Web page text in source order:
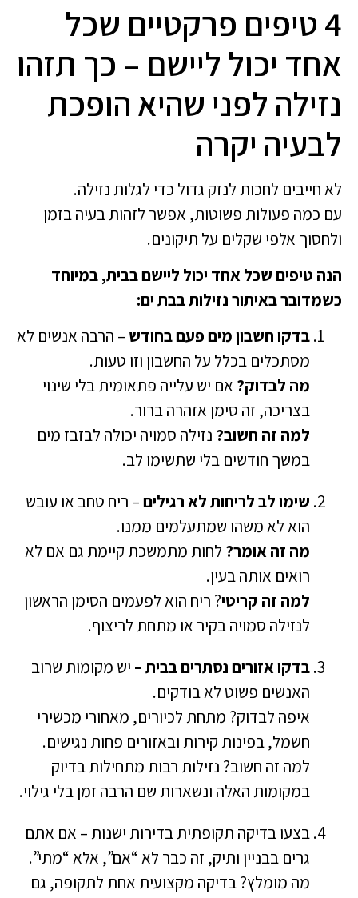
4 טיפים פרקטיים שכל
אחד יכול ליישם – כך תזהו
נזילה לפני שהיא הופכת
לבעיה יקרה
לא חייבים לחכות לנזק גדול כדי לגלות נזילה.
עם כמה פעולות פשוטות, אפשר לזהות בעיה בזמן
ולחסוך אלפי שקלים על תיקונים.
הנה טיפים שכל אחד יכול ליישם בבית, במיוחד
כשמדובר באיתור נזילות בבת ים:
בדקו חשבון מים פעם בחודש – הרבה אנשים לא
מסתכלים בכלל על החשבון וזו טעות.
מה לבדוק? אם יש עלייה פתאומית בלי שינוי
בצריכה, זה סימן אזהרה ברור.
למה זה חשוב? נזילה סמויה יכולה לבזבז מים
במשך חודשים בלי שתשימו לב.
שימו לב לריחות לא רגילים– ריח טחב או עובש
הוא לא משהו שמתעלמים ממנו.
מה זה אומר? לחות מתמשכת קיימת גם אם לא
רואים אותה בעין.
למה זה קריטי? ריח הוא לפעמים הסימן הראשון
לנזילה סמויה בקיר או מתחת לריצוף.
בדקו אזורים נסתרים בבית – יש מקומות שרוב
האנשים פשוט לא בודקים.
איפה לבדוק? מתחת לכיורים, מאחורי מכשירי
חשמל, בפינות קירות ובאזורים פחות נגישים.
למה זה חשוב? נזילות רבות מתחילות בדיוק
במקומות האלה ונשארות שם הרבה זמן בלי גילוי.
בצעו בדיקה תקופתית בדירות ישנות – אם אתם
גרים בבניין ותיק, זה כבר לא “אם”, אלא “מתי”.
מה מומלץ? בדיקה מקצועית אחת לתקופה, גם